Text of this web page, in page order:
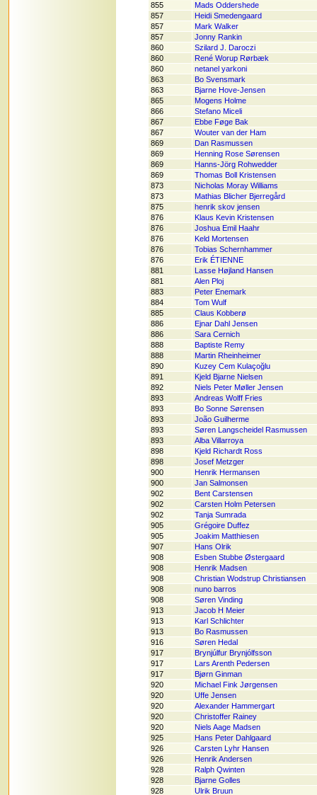
855
Mads Oddershede
857
Heidi Smedengaard
857
Mark Walker
857
Jonny Rankin
860
Szilard J. Daroczi
860
René Worup Rørbæk
860
netanel yarkoni
863
Bo Svensmark
863
Bjarne Hove-Jensen
865
Mogens Holme
866
Stefano Miceli
867
Ebbe Føge Bak
867
Wouter van der Ham
869
Dan Rasmussen
869
Henning Rose Sørensen
869
Hanns-Jörg Rohwedder
869
Thomas Boll Kristensen
873
Nicholas Moray Williams
873
Mathias Blicher Bjerregård
875
henrik skov jensen
876
Klaus Kevin Kristensen
876
Joshua Emil Haahr
876
Keld Mortensen
876
Tobias Schernhammer
876
Erik ÉTIENNE
881
Lasse Højland Hansen
881
Alen Ploj
883
Peter Enemark
884
Tom Wulf
885
Claus Kobberø
886
Ejnar Dahl Jensen
886
Sara Cernich
888
Baptiste Remy
888
Martin Rheinheimer
890
Kuzey Cem Kulaçoğlu
891
Kjeld Bjarne Nielsen
892
Niels Peter Møller Jensen
893
Andreas Wolff Fries
893
Bo Sonne Sørensen
893
João Guilherme
893
Søren Langscheidel Rasmussen
893
Alba Villarroya
898
Kjeld Richardt Ross
898
Josef Metzger
900
Henrik Hermansen
900
Jan Salmonsen
902
Bent Carstensen
902
Carsten Holm Petersen
902
Tanja Sumrada
905
Grégoire Duffez
905
Joakim Matthiesen
907
Hans Olrik
908
Esben Stubbe Østergaard
908
Henrik Madsen
908
Christian Wodstrup Christiansen
908
nuno barros
908
Søren Vinding
913
Jacob H Meier
913
Karl Schlichter
913
Bo Rasmussen
916
Søren Hedal
917
Brynjúlfur Brynjólfsson
917
Lars Arenth Pedersen
917
Bjørn Ginman
920
Michael Fink Jørgensen
920
Uffe Jensen
920
Alexander Hammergart
920
Christoffer Rainey
920
Niels Aage Madsen
925
Hans Peter Dahlgaard
926
Carsten Lyhr Hansen
926
Henrik Andersen
928
Ralph Qwinten
928
Bjarne Golles
928
Ulrik Bruun